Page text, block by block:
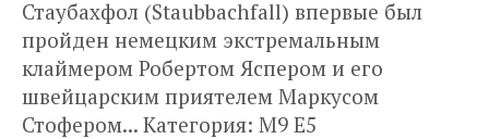
Стаубахфол (Staubbachfall) впервые был
пройден немецким экстремальным
клаймером Робертом Яспером и его
швейцарским приятелем Маркусом
Стофером... Категория: M9 E5